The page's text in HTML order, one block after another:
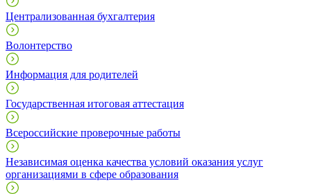
Централизованная бухгалтерия
Волонтерство
Информация для родителей
Государственная итоговая аттестация
Всероссийские проверочные работы
Независимая оценка качества условий оказания услуг
организациями в сфере образования